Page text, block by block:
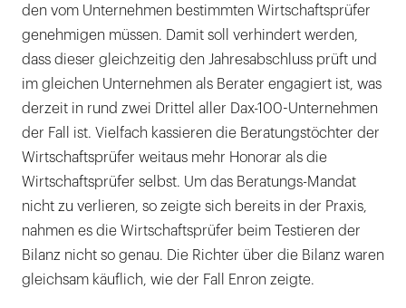
den vom Unternehmen bestimmten Wirtschaftsprüfer
genehmigen müssen. Damit soll verhindert werden,
dass dieser gleichzeitig den Jahresabschluss prüft und
im gleichen Unternehmen als Berater engagiert ist, was
derzeit in rund zwei Drittel aller Dax-100-Unternehmen
der Fall ist. Vielfach kassieren die Beratungstöchter der
Wirtschaftsprüfer weitaus mehr Honorar als die
Wirtschaftsprüfer selbst. Um das Beratungs-Mandat
nicht zu verlieren, so zeigte sich bereits in der Praxis,
nahmen es die Wirtschaftsprüfer beim Testieren der
Bilanz nicht so genau. Die Richter über die Bilanz waren
gleichsam käuflich, wie der Fall Enron zeigte.